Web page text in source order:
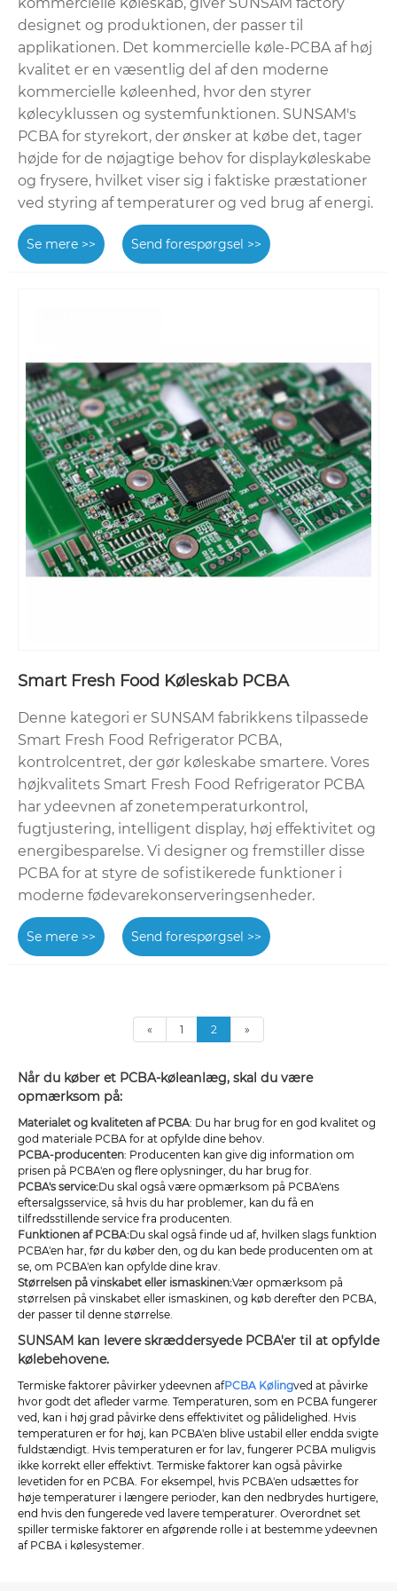
designet og produktionen, der passer til
applikationen. Det kommercielle køle-PCBA af høj
kvalitet er en væsentlig del af den moderne
kommercielle køleenhed, hvor den styrer
kølecyklussen og systemfunktionen. SUNSAM's
PCBA for styrekort, der ønsker at købe det, tager
højde for de nøjagtige behov for displaykøleskabe
og frysere, hvilket viser sig i faktiske præstationer
ved styring af temperaturer og ved brug af energi.
Se mere >> Send forespørgsel >>
Smart Fresh Food Køleskab PCBA
Denne kategori er SUNSAM fabrikkens tilpassede
Smart Fresh Food Refrigerator PCBA,
kontrolcentret, der gør køleskabe smartere. Vores
højkvalitets Smart Fresh Food Refrigerator PCBA
har ydeevnen af ​​zonetemperaturkontrol,
fugtjustering, intelligent display, høj effektivitet og
energibesparelse. Vi designer og fremstiller disse
PCBA for at styre de sofistikerede funktioner i
moderne fødevarekonserveringsenheder.
Se mere >> Send forespørgsel >>
« 1 2 »
Når du køber et PCBA-køleanlæg, skal du være
opmærksom på:
Materialet og kvaliteten af ​​PCBA: Du har brug for en god kvalitet og
god materiale PCBA for at opfylde dine behov.
PCBA-producenten: Producenten kan give dig information om
prisen på PCBA'en og flere oplysninger, du har brug for.
PCBA's service:Du skal også være opmærksom på PCBA'ens
eftersalgsservice, så hvis du har problemer, kan du få en
tilfredsstillende service fra producenten.
Funktionen af ​​PCBA:Du skal også finde ud af, hvilken slags funktion
PCBA'en har, før du køber den, og du kan bede producenten om at
se, om PCBA'en kan opfylde dine krav.
Størrelsen på vinskabet eller ismaskinen:Vær opmærksom på
størrelsen på vinskabet eller ismaskinen, og køb derefter den PCBA,
der passer til denne størrelse.
SUNSAM kan levere skræddersyede PCBA'er til at opfylde
kølebehovene.
Termiske faktorer påvirker ydeevnen afPCBA Kølingved at påvirke
hvor godt det afleder varme. Temperaturen, som en PCBA fungerer
ved, kan i høj grad påvirke dens effektivitet og pålidelighed. Hvis
temperaturen er for høj, kan PCBA'en blive ustabil eller endda svigte
fuldstændigt. Hvis temperaturen er for lav, fungerer PCBA muligvis
ikke korrekt eller effektivt. Termiske faktorer kan også påvirke
levetiden for en PCBA. For eksempel, hvis PCBA'en udsættes for
høje temperaturer i længere perioder, kan den nedbrydes hurtigere,
end hvis den fungerede ved lavere temperaturer. Overordnet set
spiller termiske faktorer en afgørende rolle i at bestemme ydeevnen
af ​​PCBA i kølesystemer.